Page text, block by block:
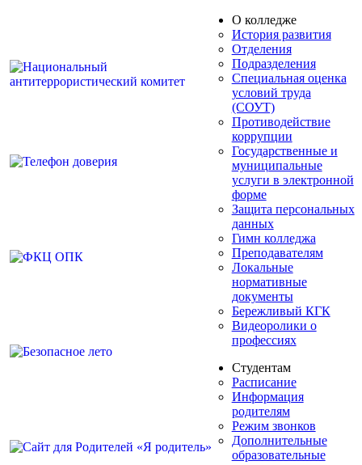
О колледже
История развития
Отделения
Подразделения
Специальная оценка
условий труда
(СОУТ)
Противодействие
коррупции
Государственные и
муниципальные
услуги в электронной
форме
Защита персональных
данных
Гимн колледжа
Преподавателям
Локальные
нормативные
документы
Бережливый КГК
Видеоролики о
профессиях
Студентам
Расписание
Информация
родителям
Режим звонков
Дополнительные
образовательные